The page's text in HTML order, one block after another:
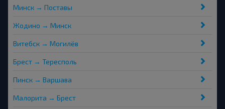
Минск → Поставы
Жодино → Минск
Витебск → Могилёв
Брест → Тересполь
Пинск → Варшава
Малорита → Брест